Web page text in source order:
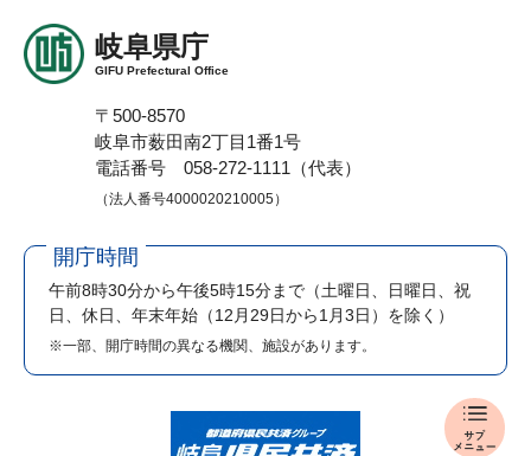
入
岐阜県庁
GIFU Prefectural Office
〒500-8570
岐阜市薮田南2丁目1番1号
電話番号 058-272-1111（代表）
（法人番号4000020210005）
開庁時間
午前8時30分から午後5時15分まで （土曜日、日曜日、祝
日、休日、年末年始（12月29日から1月3日）を除く）
※一部、開庁時間の異なる機関、施設があります。